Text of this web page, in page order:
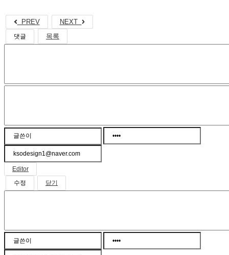
PREV NEXT
댓글 목록
Editor
닫기